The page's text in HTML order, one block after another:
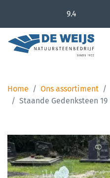
9.4
Home Ons assortiment
Staande Gedenksteen 19